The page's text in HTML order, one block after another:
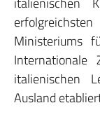
Ministeriums
Internationale
italienischen
Ausland